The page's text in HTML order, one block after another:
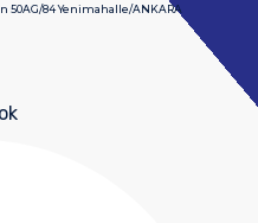
50AG/84 Yenimahalle/ANKARA